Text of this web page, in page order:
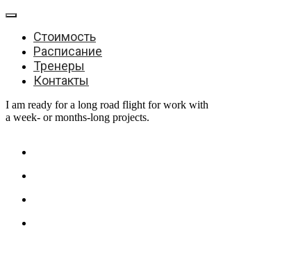
Стоимость
Расписание
Тренеры
Контакты
I am ready for a long road flight for work with
a week- or months-long projects.